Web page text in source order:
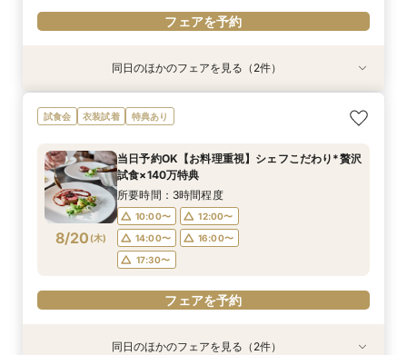
フェアを予約
特典あり
8/19( )
【2名～OK！挙式＆会食に◎】フロア貸切り体験
×絶品試食
10:00〜
14:00〜
16:00〜
17:30〜
フェアを予約
特典あり
8/19( )
大好評15大特典♪憧れも予算も実現！コスパ重視
のお得婚フェア
10:00〜
14:00〜
17:30〜
フェアを予約
同日のほかのフェアを見る（2件）
試食会 衣装試着 特典あり
8/20 (木)
当日予約OK【お料理重視】シェフこだわり*贅沢
試食×140万特典
所要時間：3時間程度
10:00〜
12:00〜
14:00〜
16:00〜
17:30〜
フェアを予約
特典あり
特典あり同日のほかのフェアを見る（2件）